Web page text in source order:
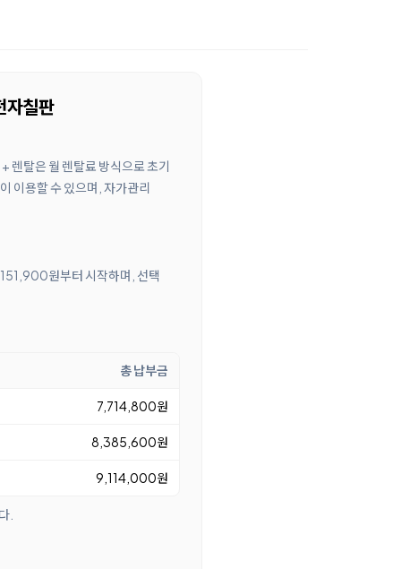
자칠판
탈은 월 렌탈료 방식으로 초기
이용할 수 있으며, 자가관리
원부터 시작하며, 선택
총 납부금
7,714,800원
8,385,600원
9,114,000원
.